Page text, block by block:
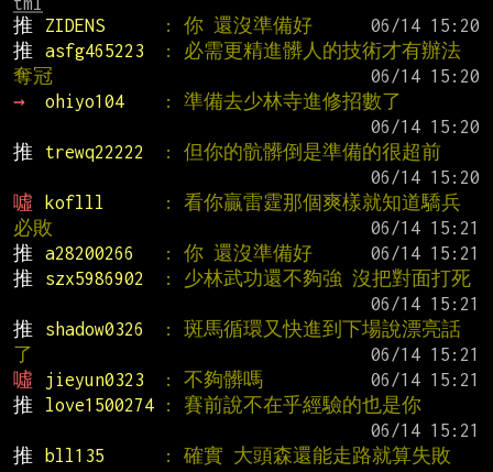
推
ZIDENS : 你 還沒準備好
推
asfg465223
: 必需更精進髒人的技術才有辦法
奪冠
→
ohiyo104
: 準備去少林寺進修招數了
推
trewq22222
: 但你的骯髒倒是準備的很超前
噓
koflll
: 看你贏雷霆那個爽樣就知道驕兵
必敗
推
a28200266 : 你 還沒準備好
推
szx5986902
: 少林武功還不夠強 沒把對面打死
推
shadow0326
: 斑馬循環又快進到下場說漂亮話
了
噓
jieyun0323 : 不夠髒嗎
推
love1500274
: 賽前說不在乎經驗的也是你
推
bll135
: 確實 大頭森還能走路就算失敗